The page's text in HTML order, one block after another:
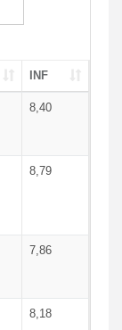
INF
8,40
8,79
7,86
8,18